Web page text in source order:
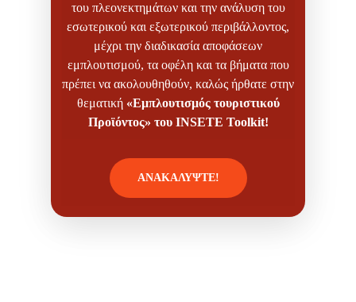
του πλεονεκτημάτων και την ανάλυση του
εσωτερικού και εξωτερικού περιβάλλοντος,
μέχρι την διαδικασία αποφάσεων
εμπλουτισμού, τα οφέλη και τα βήματα που
πρέπει να ακολουθηθούν, καλώς ήρθατε στην
θεματική «Εμπλουτισμός τουριστικού
Προϊόντος» του INSETE Toolkit!
ΑΝΑΚΑΛΥΨΤΕ!